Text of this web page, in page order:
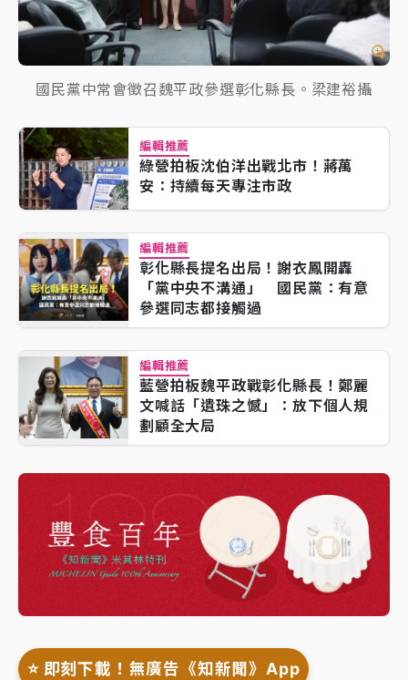
國民黨中常會徵召魏平政參選彰化縣長。梁建裕攝
編輯推薦
綠營拍板沈伯洋出戰北市！蔣萬
安：持續每天專注市政
編輯推薦
彰化縣長提名出局！謝衣鳳開轟
「黨中央不溝通」 國民黨：有意
參選同志都接觸過
編輯推薦
藍營拍板魏平政戰彰化縣長！鄭麗
文喊話「遺珠之憾」：放下個人規
劃顧全大局
⭐️ 即刻下載！無廣告《知新聞》App